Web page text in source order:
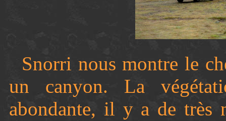
Snorri nous montre le
un canyon. La
abondante, il y a de très